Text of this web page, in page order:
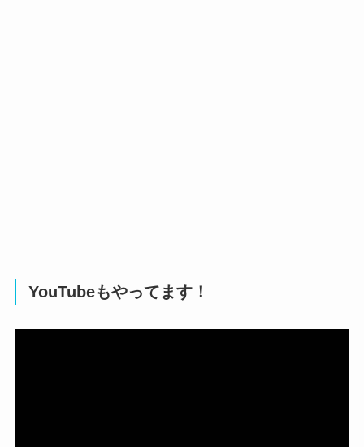
YouTubeもやってます！